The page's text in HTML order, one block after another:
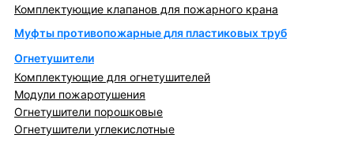
Комплектующие клапанов для пожарного крана
Муфты противопожарные для пластиковых труб
Огнетушители
Комплектующие для огнетушителей
Модули пожаротушения
Огнетушители порошковые
Огнетушители углекислотные